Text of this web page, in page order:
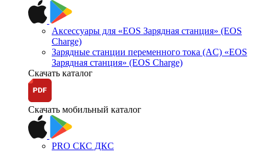
Аксессуары для «EOS Зарядная станция» (EOS
Charge)
Зарядные станции переменного тока (AC) «EOS
Зарядная станция» (EOS Charge)
Скачать каталог
Скачать мобильный каталог
PRO СКС ДКС